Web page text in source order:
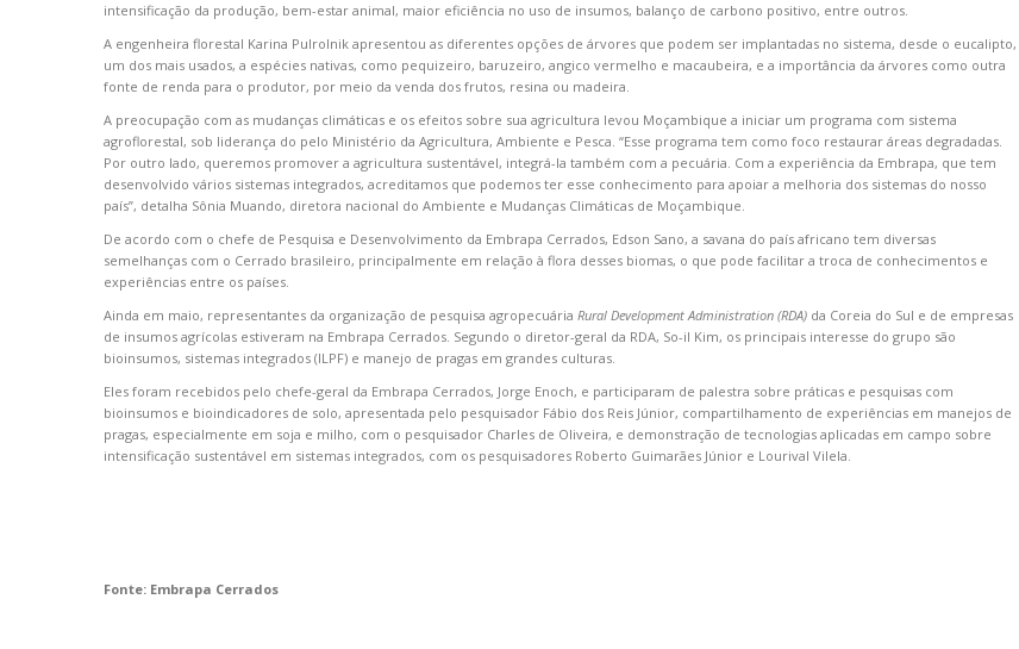
intensificação da produção, bem-estar animal, maior eficiência no uso de insumos, balanço de carbono positivo, entre outros.
A engenheira florestal Karina Pulrolnik apresentou as diferentes opções de árvores que podem ser implantadas no sistema, desde o eucalipto,
um dos mais usados, a espécies nativas, como pequizeiro, baruzeiro, angico vermelho e macaubeira, e a importância da árvores como outra
fonte de renda para o produtor, por meio da venda dos frutos, resina ou madeira.
A preocupação com as mudanças climáticas e os efeitos sobre sua agricultura levou Moçambique a iniciar um programa com sistema
agroflorestal, sob liderança do pelo Ministério da Agricultura, Ambiente e Pesca. “Esse programa tem como foco restaurar áreas degradadas.
Por outro lado, queremos promover a agricultura sustentável, integrá-la também com a pecuária. Com a experiência da Embrapa, que tem
desenvolvido vários sistemas integrados, acreditamos que podemos ter esse conhecimento para apoiar a melhoria dos sistemas do nosso
país”, detalha Sônia Muando, diretora nacional do Ambiente e Mudanças Climáticas de Moçambique.
De acordo com o chefe de Pesquisa e Desenvolvimento da Embrapa Cerrados, Edson Sano, a savana do país africano tem diversas
semelhanças com o Cerrado brasileiro, principalmente em relação à flora desses biomas, o que pode facilitar a troca de conhecimentos e
experiências entre os países.
Ainda em maio, representantes da organização de pesquisa agropecuária Rural Development Administration (RDA) da Coreia do Sul e de empresas
de insumos agrícolas estiveram na Embrapa Cerrados. Segundo o diretor-geral da RDA, So-il Kim, os principais interesse do grupo são
bioinsumos, sistemas integrados (ILPF) e manejo de pragas em grandes culturas.
Eles foram recebidos pelo chefe-geral da Embrapa Cerrados, Jorge Enoch, e participaram de palestra sobre práticas e pesquisas com
bioinsumos e bioindicadores de solo, apresentada pelo pesquisador Fábio dos Reis Júnior, compartilhamento de experiências em manejos de
pragas, especialmente em soja e milho, com o pesquisador Charles de Oliveira, e demonstração de tecnologias aplicadas em campo sobre
intensificação sustentável em sistemas integrados, com os pesquisadores Roberto Guimarães Júnior e Lourival Vilela.
Fonte: Embrapa Cerrados